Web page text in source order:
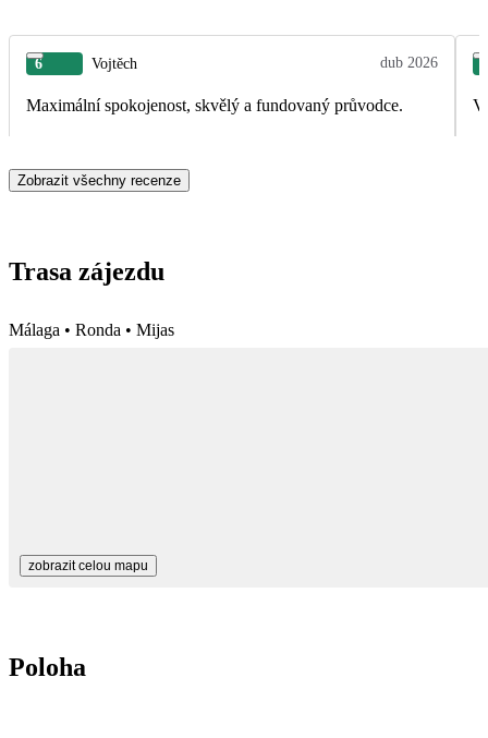
6 Vojtěch dub 2026
Maximální spokojenost, skvělý a fundovaný průvodce.
Zobrazit všechny recenze
Trasa zájezdu
Málaga • Ronda • Mijas
zobrazit celou mapu
Poloha